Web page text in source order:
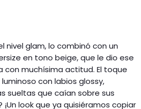
nivel glam, lo combinó con un
en tono beige, que le dio ese
con muchísima actitud. El toque
con labios glossy,
sueltas que caían sobre sus
¡Un look que ya quisiéramos copiar